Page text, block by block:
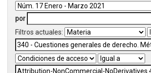
por
Filtros actuales: